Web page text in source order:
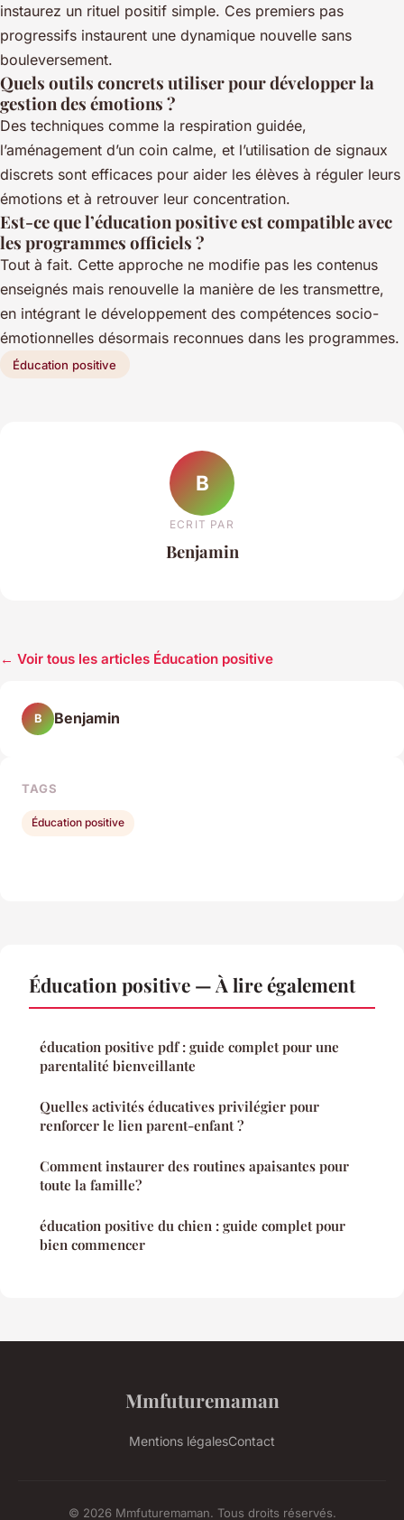
instaurez un rituel positif simple. Ces premiers pas
progressifs instaurent une dynamique nouvelle sans
bouleversement.
Quels outils concrets utiliser pour développer la
gestion des émotions ?
Des techniques comme la respiration guidée,
l’aménagement d’un coin calme, et l’utilisation de signaux
discrets sont efficaces pour aider les élèves à réguler leurs
émotions et à retrouver leur concentration.
Est-ce que l’éducation positive est compatible avec
les programmes officiels ?
Tout à fait. Cette approche ne modifie pas les contenus
enseignés mais renouvelle la manière de les transmettre,
en intégrant le développement des compétences socio-
émotionnelles désormais reconnues dans les programmes.
Éducation positive
B
ECRIT PAR
Benjamin
← Voir tous les articles Éducation positive
B Benjamin
TAGS
Éducation positive
Éducation positive — À lire également
éducation positive pdf : guide complet pour une
parentalité bienveillante
Quelles activités éducatives privilégier pour
renforcer le lien parent-enfant ?
Comment instaurer des routines apaisantes pour
toute la famille?
éducation positive du chien : guide complet pour
bien commencer
Mmfuturemaman
Mentions légalesContact
© 2026 Mmfuturemaman. Tous droits réservés.